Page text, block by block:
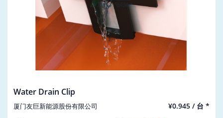
Water Drain Clip
厦门友巨新能源股份有限公司 ¥0.945 / 台 *